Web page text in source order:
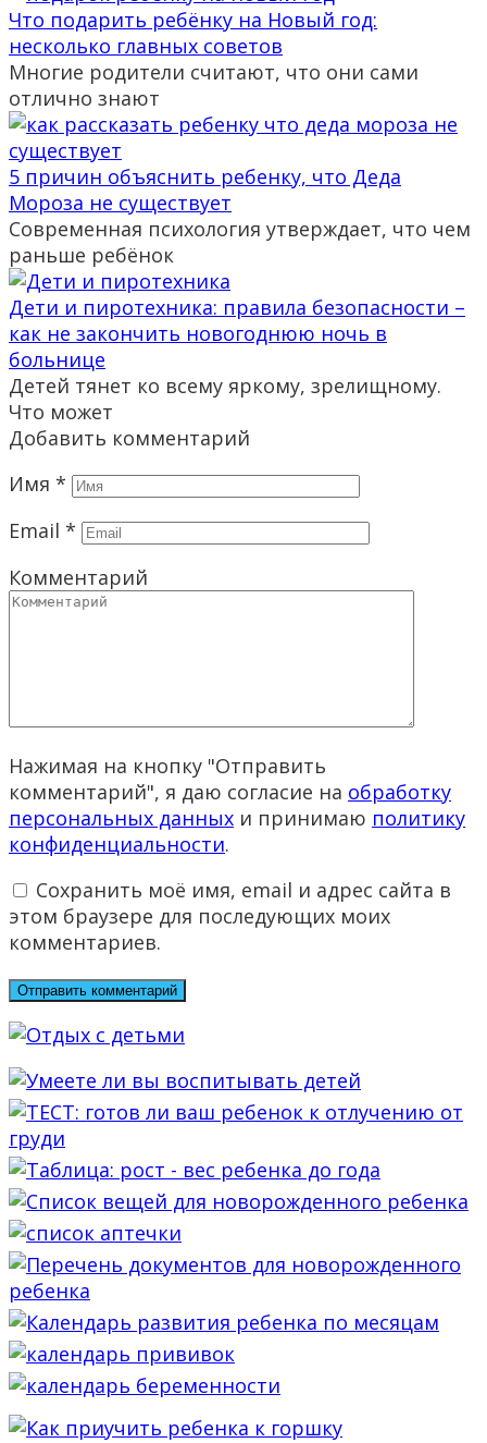
Что подарить ребёнку на Новый год:
несколько главных советов
Многие родители считают, что они сами
отлично знают
5 причин объяснить ребенку, что Деда
Мороза не существует
Современная психология утверждает, что чем
раньше ребёнок
Дети и пиротехника: правила безопасности –
как не закончить новогоднюю ночь в
больнице
Детей тянет ко всему яркому, зрелищному.
Что может
Добавить комментарий
Имя *
Email *
Комментарий
Нажимая на кнопку "Отправить
комментарий", я даю согласие на обработку
персональных данных и принимаю политику
конфиденциальности.
Сохранить моё имя, email и адрес сайта в
этом браузере для последующих моих
комментариев.